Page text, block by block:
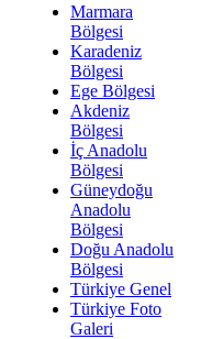
Marmara
Bölgesi
Karadeniz
Bölgesi
Ege Bölgesi
Akdeniz
Bölgesi
İç Anadolu
Bölgesi
Güneydoğu
Anadolu
Bölgesi
Doğu Anadolu
Bölgesi
Türkiye Genel
Türkiye Foto
Galeri